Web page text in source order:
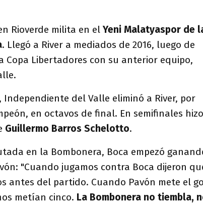
Rioverde milita en el Yeni Malatyaspor de
. Llegó a River a mediados de 2016, luego de
Libertadores con su anterior equipo,
Independiente del Valle eliminó a River, por
en octavos de final. En semifinales
Guillermo Barros Schelotto.
en la Bombonera, Boca empezó
"Cuando jugamos contra Boca dijeron
antes del partido. Cuando Pavón mete el
metían cinco. La Bombonera no tiembla,